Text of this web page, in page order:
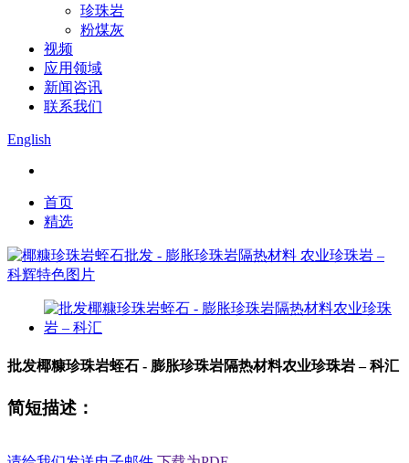
珍珠岩
粉煤灰
视频
应用领域
新闻咨讯
联系我们
English
首页
精选
批发椰糠珍珠岩蛭石 - 膨胀珍珠岩隔热材料农业珍珠岩 – 科汇
简短描述：